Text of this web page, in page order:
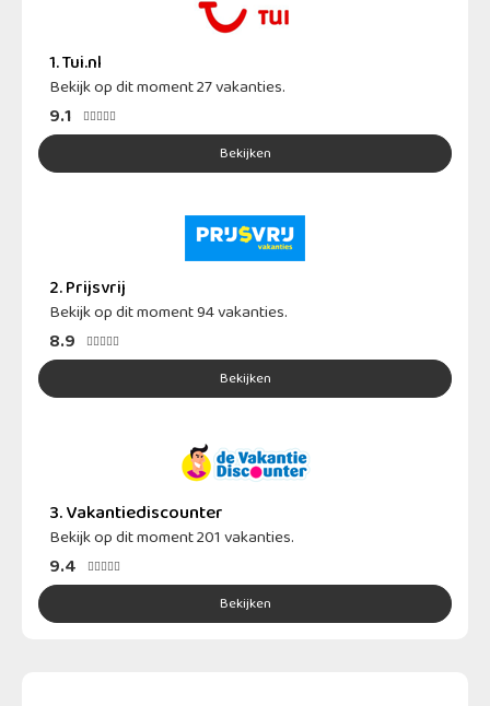
1. Tui.nl
Bekijk op dit moment 27 vakanties.
9.1 
Bekijken
2. Prijsvrij
Bekijk op dit moment 94 vakanties.
8.9 
Bekijken
3. Vakantiediscounter
Bekijk op dit moment 201 vakanties.
9.4 
Bekijken